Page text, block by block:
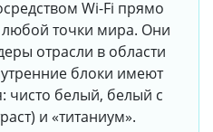
Wi-Fi прямо
любой точки мира. Они
отрасли в области
блоки имеют
чисто белый, белый с
и «титаниум».